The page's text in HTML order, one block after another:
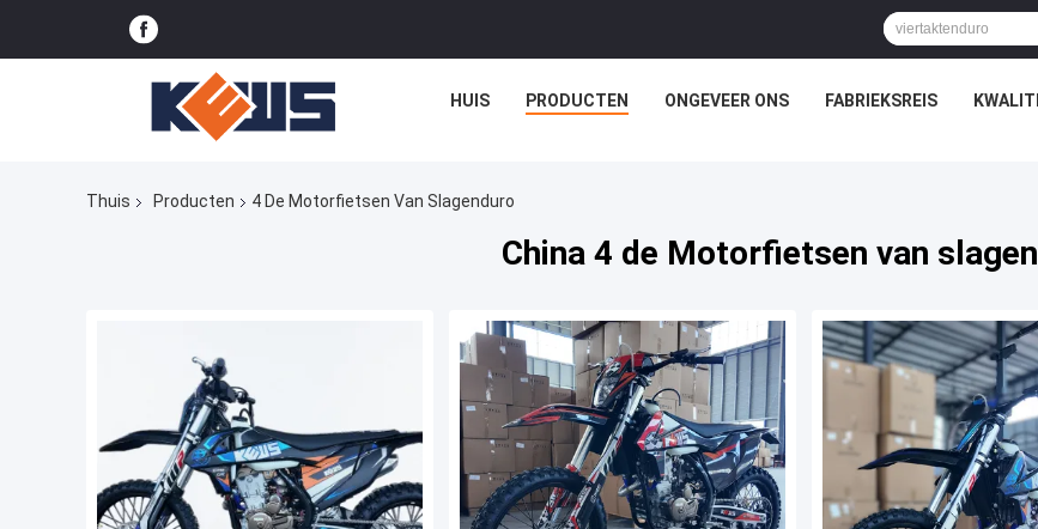
HUIS PRODUCTEN ONGEVEER ONS FABRIEKSREIS
Thuis Producten 4 De Motorfietsen Van Slagenduro
China 4 de Motorfietsen van